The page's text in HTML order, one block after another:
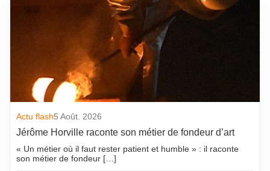
Actu flash5 Août. 2026
Jérôme Horville raconte son métier de fondeur d’art
« Un métier où il faut rester patient et humble » : il raconte
son métier de fondeur […]